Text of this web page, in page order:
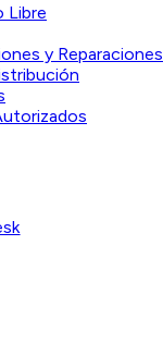
Libre
y Reparaciones